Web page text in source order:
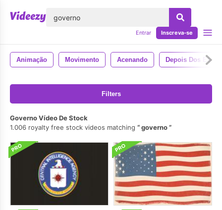
Entrar Inscreva-se
Animação Movimento Acenando Depois Dos
Filters
Governo Vídeo De Stock
1.006 royalty free stock videos matching
governo